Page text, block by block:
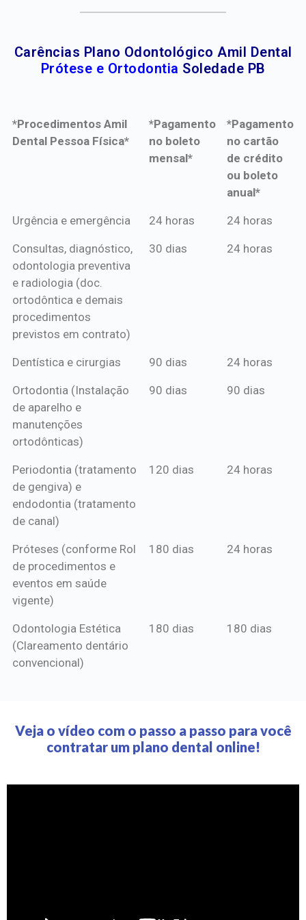
Carências Plano Odontológico Amil Dental
Prótese e Ortodontia Soledade PB
*Procedimentos Amil
Dental Pessoa Física*
*Pagamento
no boleto
mensal*
*Pagamento
no cartão
de crédito
ou boleto
anual*
*Procedimentos Amil
*Pagamento
mensal*
*Pagamento
de crédito
Urgência e emergência 24 horas 24 horas
Consultas, diagnóstico,
odontologia preventiva
e radiologia (doc.
ortodôntica e demais
procedimentos
previstos em contrato)
30 dias 24 horas
Dentística e cirurgias 90 dias 24 horas
Ortodontia (Instalação
de aparelho e
manutenções
ortodônticas)
90 dias 90 dias
Periodontia (tratamento
de gengiva) e
endodontia (tratamento
de canal)
120 dias 24 horas
Próteses (conforme Rol
de procedimentos e
eventos em saúde
vigente)
180 dias 24 horas
Odontologia Estética
(Clareamento dentário
convencional)
180 dias 180 dias
Veja o vídeo com o passo a passo para você
contratar um plano dental online!